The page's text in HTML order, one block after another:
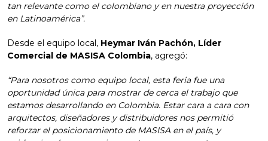
tan relevante como el colombiano y en nuestra proyección
en Latinoamérica”.
Desde el equipo local, Heymar Iván Pachón, Líder
Comercial de MASISA Colombia, agregó:
“Para nosotros como equipo local, esta feria fue una
oportunidad única para mostrar de cerca el trabajo que
estamos desarrollando en Colombia. Estar cara a cara con
arquitectos, diseñadores y distribuidores nos permitió
reforzar el posicionamiento de MASISA en el país, y